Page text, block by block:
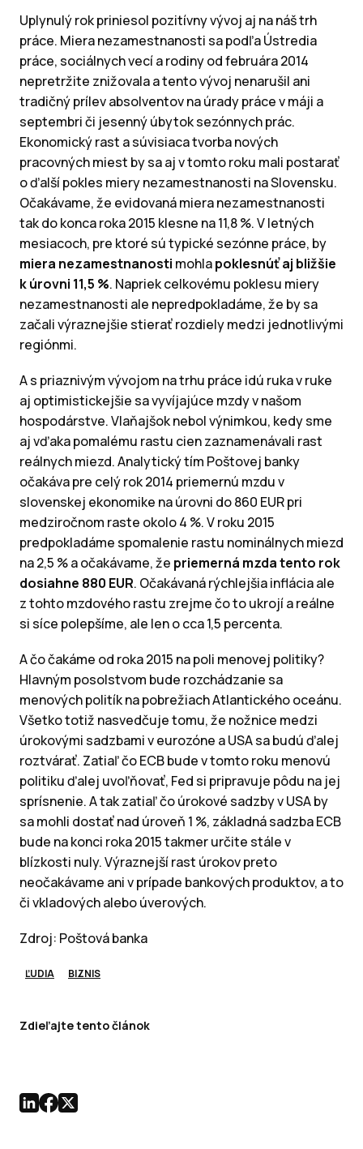
Uplynulý rok priniesol pozitívny vývoj aj na náš trh
práce. Miera nezamestnanosti sa podľa Ústredia
práce, sociálnych vecí a rodiny od februára 2014
nepretržite znižovala a tento vývoj nenarušil ani
tradičný prílev absolventov na úrady práce v máji a
septembri či jesenný úbytok sezónnych prác.
Ekonomický rast a súvisiaca tvorba nových
pracovných miest by sa aj v tomto roku mali postarať
o ďalší pokles miery nezamestnanosti na Slovensku.
Očakávame, že evidovaná miera nezamestnanosti
tak do konca roka 2015 klesne na 11,8 %. V letných
mesiacoch, pre ktoré sú typické sezónne práce, by
miera nezamestnanosti mohlapoklesnúť aj bližšie
k úrovni 11,5 %. Napriek celkovému poklesu miery
nezamestnanosti ale nepredpokladáme, že by sa
začali výraznejšie stierať rozdiely medzi jednotlivými
regiónmi.
A s priaznivým vývojom na trhu práce idú ruka v ruke
aj optimistickejšie sa vyvíjajúce mzdy v našom
hospodárstve. Vlaňajšok nebol výnimkou, kedy sme
aj vďaka pomalému rastu cien zaznamenávali rast
reálnych miezd. Analytický tím Poštovej banky
očakáva pre celý rok 2014 priemernú mzdu v
slovenskej ekonomike na úrovni do 860 EUR pri
medziročnom raste okolo 4 %. V roku 2015
predpokladáme spomalenie rastu nominálnych miezd
na 2,5 % a očakávame, že priemerná mzda tento rok
dosiahne 880 EUR. Očakávaná rýchlejšia inflácia ale
z tohto mzdového rastu zrejme čo to ukrojí a reálne
si síce polepšíme, ale len o cca 1,5 percenta.
A čo čakáme od roka 2015 na poli menovej politiky?
Hlavným posolstvom bude rozchádzanie sa
menových politík na pobrežiach Atlantického oceánu.
Všetko totiž nasvedčuje tomu, že nožnice medzi
úrokovými sadzbami v eurozóne a USA sa budú ďalej
roztvárať. Zatiaľ čo ECB bude v tomto roku menovú
politiku ďalej uvoľňovať, Fed si pripravuje pôdu na jej
sprísnenie. A tak zatiaľ čo úrokové sadzby v USA by
sa mohli dostať nad úroveň 1 %, základná sadzba ECB
bude na konci roka 2015 takmer určite stále v
blízkosti nuly. Výraznejší rast úrokov preto
neočakávame ani v prípade bankových produktov, a to
či vkladových alebo úverových.
Zdroj: Poštová banka
ĽUDIA BIZNIS
Zdieľajte tento článok